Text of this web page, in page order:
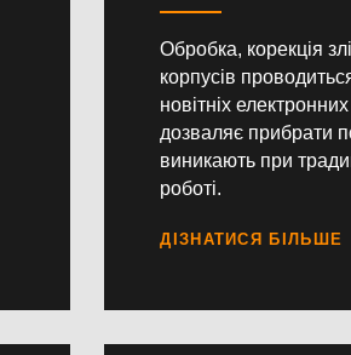
Обробка, корекція
корпусів
новітніх
дозваляє прибрати
виникають при
роботі.